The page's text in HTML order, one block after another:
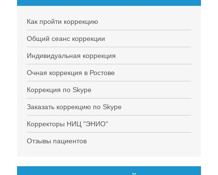
Как пройти коррекцию
Общий сеанс коррекции
Индивидуальная коррекция
Очная коррекция в Ростове
Коррекция по Skype
Заказать коррекцию по Skype
Корректоры НИЦ "ЭНИО"
Отзывы пациентов